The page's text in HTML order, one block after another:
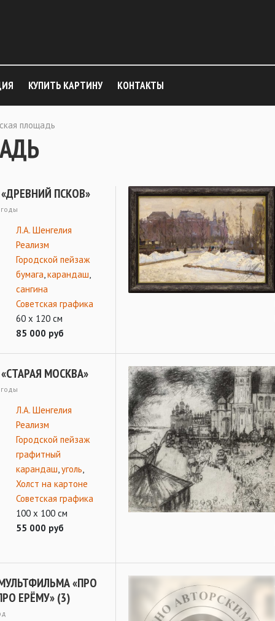
КУПИТЬ КАРТИНУ КОНТАКТЫ
площадь
ПСКОВ»
Л.А. Шенгелия
Реализм
Городской пейзаж
бумага,карандаш,
сангина
Советская графика
60 х 120 см
85 000 руб
МОСКВА»
Л.А. Шенгелия
Реализм
Городской пейзаж
графитный
карандаш,уголь,
Холст на картоне
Советская графика
100 х 100 см
55 000 руб
«ПРО
ЕРЁМУ» (3)